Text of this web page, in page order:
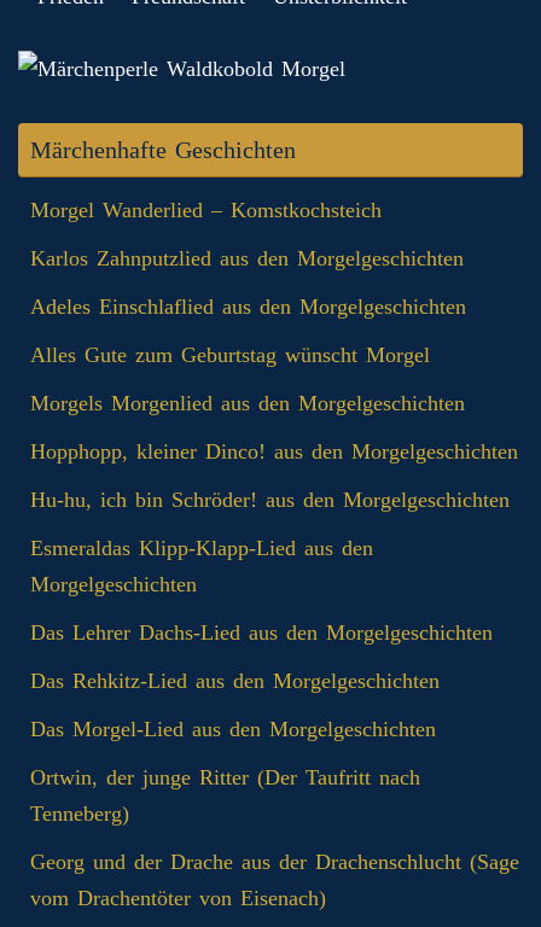
Märchenhafte Geschichten
Morgel Wanderlied – Komstkochsteich
Karlos Zahnputzlied aus den Morgelgeschichten
Adeles Einschlaflied aus den Morgelgeschichten
Alles Gute zum Geburtstag wünscht Morgel
Morgels Morgenlied aus den Morgelgeschichten
Hopphopp, kleiner Dinco! aus den Morgelgeschichten
Hu-hu, ich bin Schröder! aus den Morgelgeschichten
Esmeraldas Klipp‑Klapp‑Lied aus den
Morgelgeschichten
Das Lehrer Dachs-Lied aus den Morgelgeschichten
Das Rehkitz-Lied aus den Morgelgeschichten
Das Morgel-Lied aus den Morgelgeschichten
Ortwin, der junge Ritter (Der Taufritt nach
Tenneberg)
Georg und der Drache aus der Drachenschlucht (Sage
vom Drachentöter von Eisenach)